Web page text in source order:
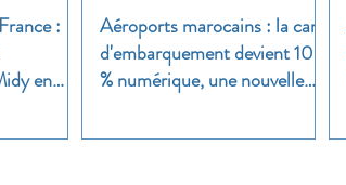
:
en
Aéroports marocains : la carte
d'embarquement devient 100
% numérique, une nouvelle
du transport aérien